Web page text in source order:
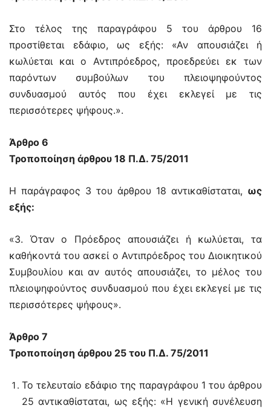
Στο τέλος της παραγράφου 5 του άρθρου 16
προστίθεται εδάφιο, ως εξής: «Αν απουσιάζει ή
κωλύεται και ο Αντιπρόεδρος, προεδρεύει εκ των
παρόντων συμβούλων του πλειοψηφούντος
συνδυασμού αυτός που έχει εκλεγεί με τις
περισσότερες ψήφους.».
Άρθρο 6
Τροποποίηση άρθρου 18 Π.Δ. 75/2011
Η παράγραφος 3 του άρθρου 18 αντικαθίσταται, ως
εξής:
«3. Όταν ο Πρόεδρος απουσιάζει ή κωλύεται, τα
καθήκοντά του ασκεί ο Αντιπρόεδρος του Διοικητικού
Συμβουλίου και αν αυτός απουσιάζει, το μέλος του
πλειοψηφούντος συνδυασμού που έχει εκλεγεί με τις
περισσότερες ψήφους».
Άρθρο 7
Τροποποίηση άρθρου 25 του Π.Δ. 75/2011
Το τελευταίο εδάφιο της παραγράφου 1 του άρθρου
25 αντικαθίσταται, ως εξής: «Η γενική συνέλευση